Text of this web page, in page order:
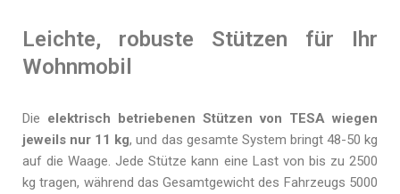
Leichte, robuste Stützen für Ihr
Wohnmobil
Die elektrisch betriebenen Stützen von TESA wiegen
jeweils nur 11 kg, und das gesamte System bringt 48-50 kg
auf die Waage. Jede Stütze kann eine Last von bis zu 2500
kg tragen, während das Gesamtgewicht des Fahrzeugs 5000